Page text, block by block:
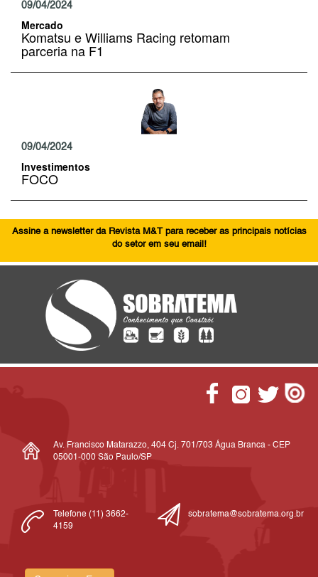
09/04/2024
Mercado
Komatsu e Williams Racing retomam
parceria na F1
09/04/2024
Investimentos
FOCO
Assine a newsletter da Revista M&T para receber as principais notícias
do setor em seu email!
Av. Francisco Matarazzo, 404 Cj. 701/703 Água Branca - CEP
05001-000 São Paulo/SP
Telefone (11) 3662-
4159
sobratema@sobratema.org.br